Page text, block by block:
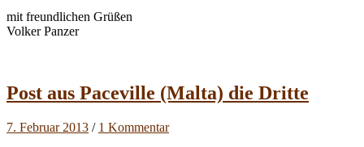
mit freundlichen Grüßen
Volker Panzer
Post aus Paceville (Malta) die Dritte
7. Februar 2013 / 1 Kommentar